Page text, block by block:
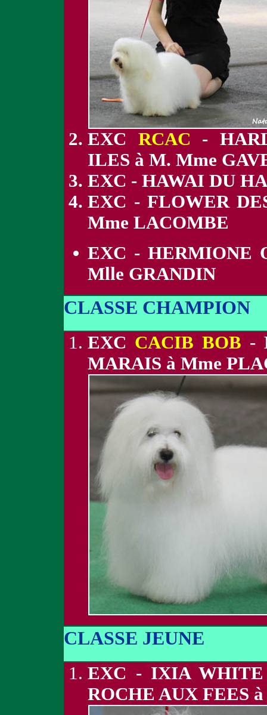
EXC RCAC -
ILES à M. Mme
EXC - HAWAI DU
EXC - FLOWER
Mme LACOMBE
EXC - HERMIONE
Mlle GRANDIN
CLASSE CHAMPION
EXC CACIB BOB -
MARAIS à Mme
CLASSE JEUNE
EXC - IXIA
ROCHE AUX FEES